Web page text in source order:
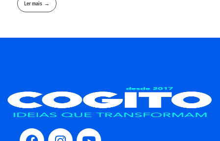
Ler mais